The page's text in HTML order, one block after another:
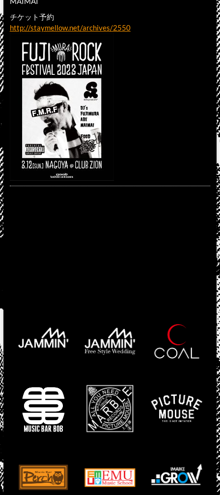
チケット予約
http://staymellow.net/archives/2550